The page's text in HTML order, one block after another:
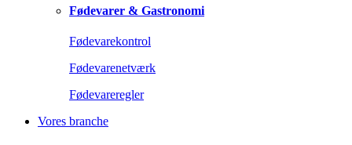
Fødevarer & Gastronomi
Fødevarekontrol
Fødevarenetværk
Fødevareregler
Vores branche